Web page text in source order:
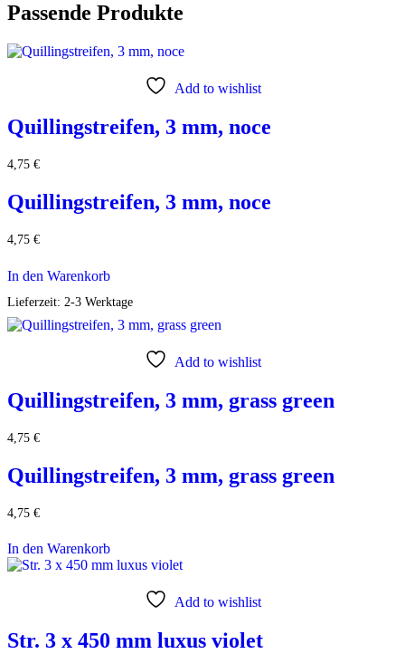
Passende Produkte
Add to wishlist
Quillingstreifen, 3 mm, noce
4,75 €
Quillingstreifen, 3 mm, noce
4,75 €
In den Warenkorb
Lieferzeit: 2-3 Werktage
Add to wishlist
Quillingstreifen, 3 mm, grass green
4,75 €
Quillingstreifen, 3 mm, grass green
4,75 €
In den Warenkorb
Add to wishlist
Str. 3 x 450 mm luxus violet